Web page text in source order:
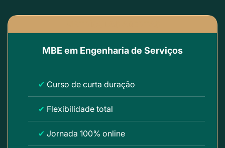
MBE em Engenharia de Serviços
✔ Curso de curta duração
✔ Flexibilidade total
✔ Jornada 100% online